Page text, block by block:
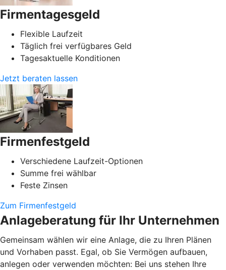
Firmentagesgeld
Flexible Laufzeit
Täglich frei verfügbares Geld
Tagesaktuelle Konditionen
Jetzt beraten lassen
Firmenfestgeld
Verschiedene Laufzeit-Optionen
Summe frei wählbar
Feste Zinsen
Zum Firmenfestgeld
Anlageberatung für Ihr Unternehmen
Gemeinsam wählen wir eine Anlage, die zu Ihren Plänen
und Vorhaben passt. Egal, ob Sie Vermögen aufbauen,
anlegen oder verwenden möchten: Bei uns stehen Ihre